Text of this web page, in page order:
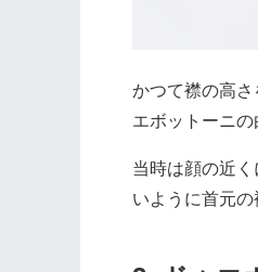
かつて襟の高
エボットーニの
当時は顔の近
いように首元